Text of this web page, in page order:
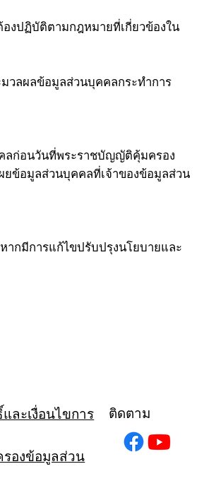
งปฏิบัติตามกฎหมายที่เกี่ยวข้องใน
วลผลข้อมูลส่วนบุคคลกระทำการ
ลก่อนวันที่พระราชบัญญัติคุ้มครอง
ยข้อมูลส่วนบุคคลที่เจ้าของข้อมูลส่วน
กมีการแก้ไขปรับปรุงนโยบายและ
ละเงื่อนไขการ
องข้อมูลส่วน
ติดตาม